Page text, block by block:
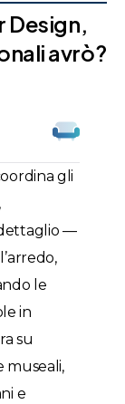
r Design,
naliavrò?
gli
—
le
in
su
museali,
e